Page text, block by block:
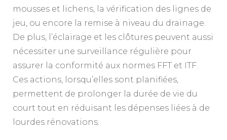
mousses et lichens, la vérification des lignes de
jeu, ou encore la remise à niveau du drainage.
De plus, l’éclairage et les clôtures peuvent aussi
nécessiter une surveillance régulière pour
assurer la conformité aux normes FFT et ITF.
Ces actions, lorsqu’elles sont planifiées,
permettent de prolonger la durée de vie du
court tout en réduisant les dépenses liées à de
lourdes rénovations.